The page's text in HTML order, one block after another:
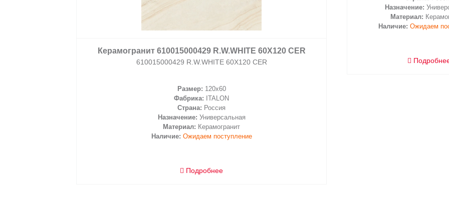
Керамогранит 610015000429 R.W.WHITE 60X120 CER
610015000429 R.W.WHITE 60X120 CER
Размер: 120x60
Фабрика: ITALON
Страна: Россия
Назначение: Универсальная
Материал: Керамогранит
Наличие: Ожидаем поступление
Подробнее
Назначение:
Материал:
Наличие: Ожидаем